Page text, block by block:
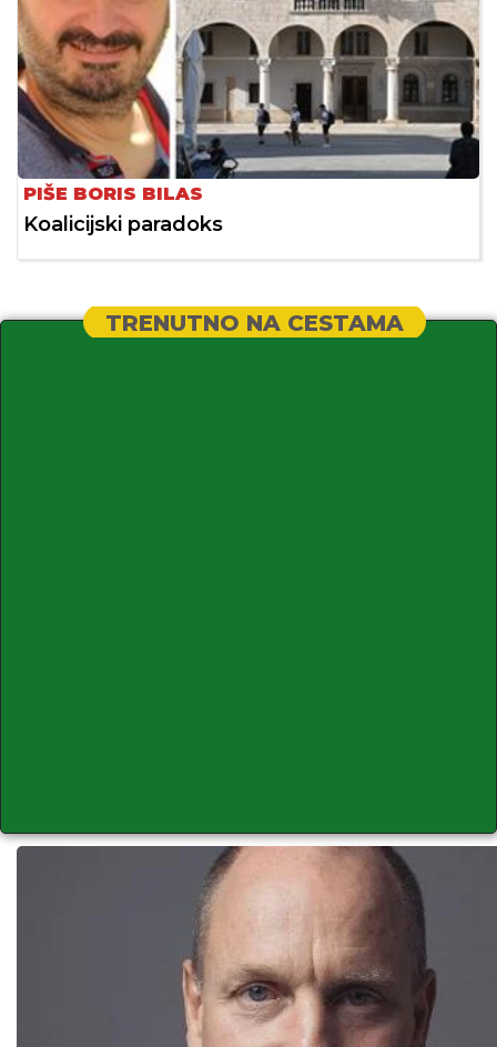
PIŠE BORIS BILAS
Koalicijski paradoks
TRENUTNO NA CESTAMA